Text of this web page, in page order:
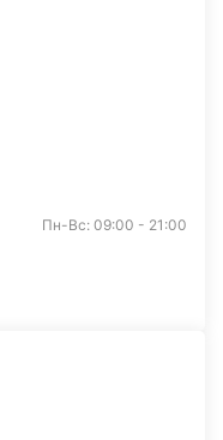
Пн-Вс: 09:00 - 21:00